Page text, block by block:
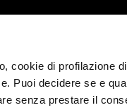
cookie di profilazione
Puoi decidere se e
senza prestare il